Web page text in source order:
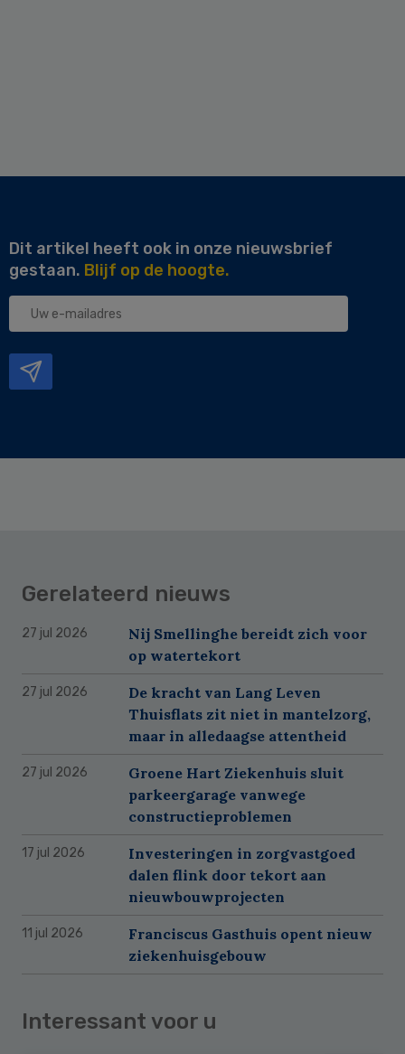
Dit artikel heeft ook in onze nieuwsbrief
gestaan. Blijf op de hoogte.
Uw
Gerelateerd nieuws
27 jul 2026
Nij Smellinghe bereidt zich voor
op watertekort
27 jul 2026
De kracht van Lang Leven
Thuisflats zit niet in mantelzorg,
maar in alledaagse attentheid
27 jul 2026
Groene Hart Ziekenhuis sluit
parkeergarage vanwege
constructieproblemen
17 jul 2026
Investeringen in zorgvastgoed
dalen flink door tekort aan
nieuwbouwprojecten
11 jul 2026
Franciscus Gasthuis opent nieuw
ziekenhuisgebouw
Interessant voor u